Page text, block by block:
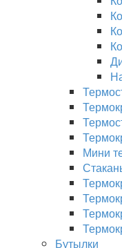
Мини
Бутылки